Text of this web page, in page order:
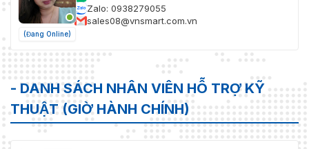
(Đang Online)
Zalo: 0938279055
sales08@vnsmart.com.vn
- DANH SÁCH NHÂN VIÊN HỖ TRỢ KỸ
THUẬT (GIỜ HÀNH CHÍNH)